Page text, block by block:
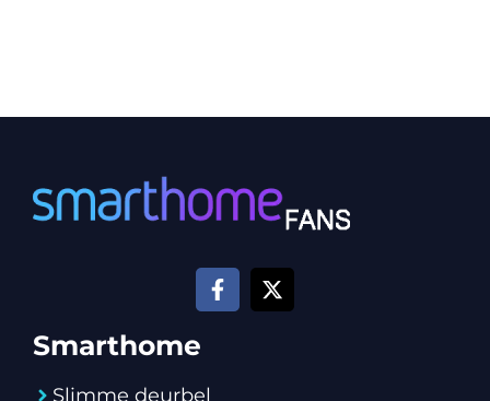
Smarthome
Slimme deurbel